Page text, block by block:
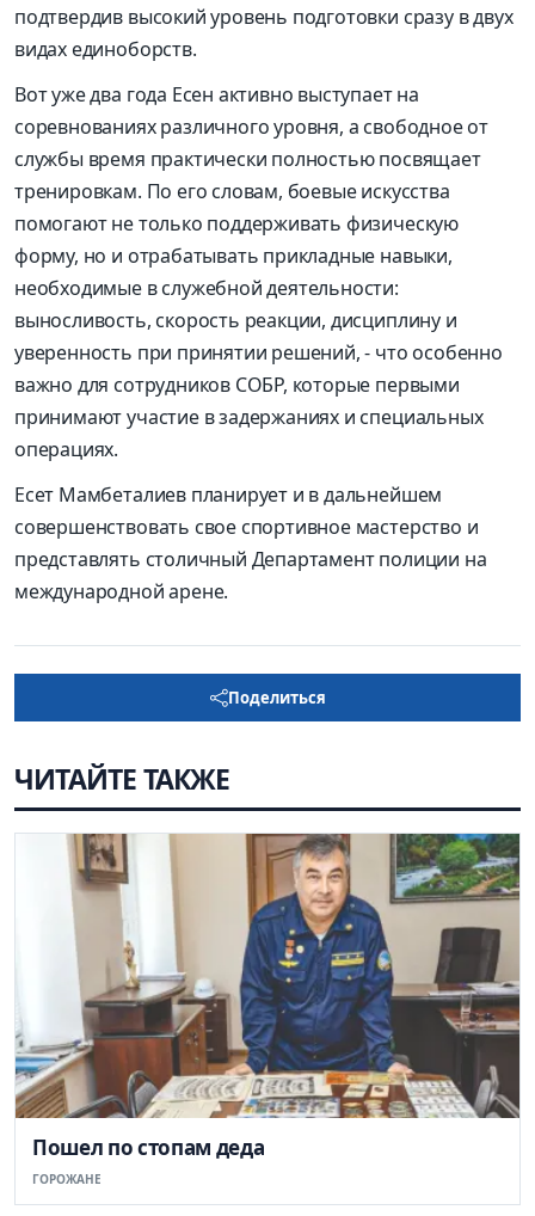
подтвердив высокий уровень подготовки сразу в двух
видах единоборств.
Вот уже два года Есен активно выступает на
соревнованиях различного уровня, а свободное от
службы время практически полностью посвящает
тренировкам. По его словам, боевые искусства
помогают не только поддерживать физическую
форму, но и отрабатывать прикладные навыки,
необходимые в служебной деятельности:
выносливость, скорость реакции, дисциплину и
уверенность при принятии решений, - что особенно
важно для сотрудников СОБР, которые первыми
принимают участие в задержаниях и специальных
операциях.
Есет Мамбеталиев планирует и в дальнейшем
совершенствовать свое спортивное мастерство и
представлять столичный Департамент полиции на
международной арене.
Поделиться
ЧИТАЙТЕ ТАКЖЕ
Пошел по стопам деда
ГОРОЖАНЕ